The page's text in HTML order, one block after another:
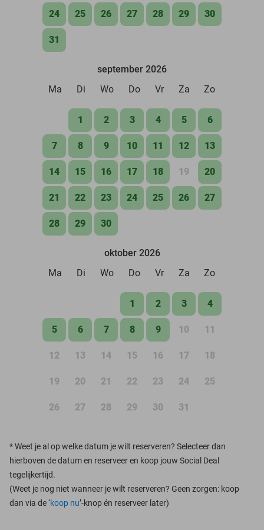
24 25 26 27 28 29 30
31
september 2026
Ma
Di Wo Do Vr Za Zo
1 2 3 4 5 6
7 8 9 10 11 12 13
14 15 16 17 18 19 20
21 22 23 24 25 26 27
28 29 30
oktober 2026
Ma
Di Wo Do Vr Za Zo
1 2 3 4
5 6 7 8 9 10 11
12 13 14 15 16 17 18
19 20 21 22 23 24 25
26 27 28 29 30 31
*Weet je al op welke datum je wilt reserveren? Selecteer dan
hierboven de datum en reserveer en koop jouw Social Deal
tegelijkertijd.
(Weet je nog niet wanneer je wilt reserveren? Geen zorgen: koop
dan via de ‘koop nu’-knop én reserveer later)